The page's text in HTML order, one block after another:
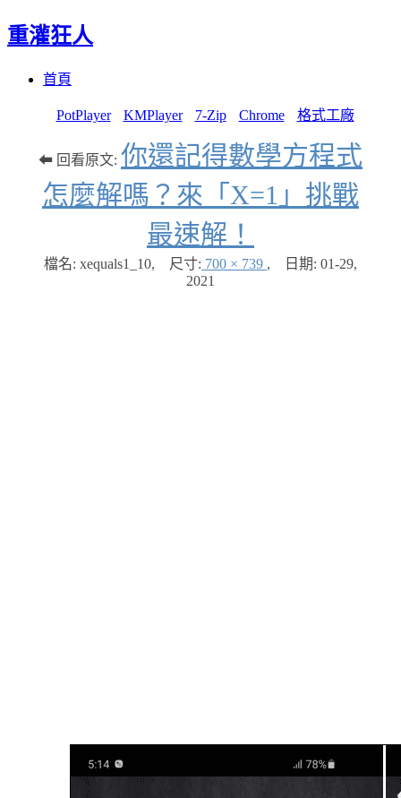
重灌狂人
首頁
PotPlayer KMPlayer 7-Zip Chrome 格式工廠
⬅ 回看原文: 你還記得數學方程式
怎麼解嗎？來「X=1」挑戰
最速解！
檔名: xequals1_10, 尺寸: 700 × 739 , 日期: 01-29,
2021